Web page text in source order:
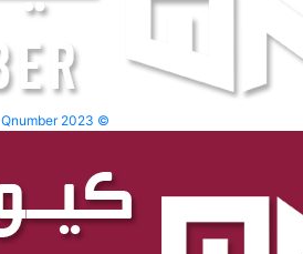
Qnumber 2023 ©